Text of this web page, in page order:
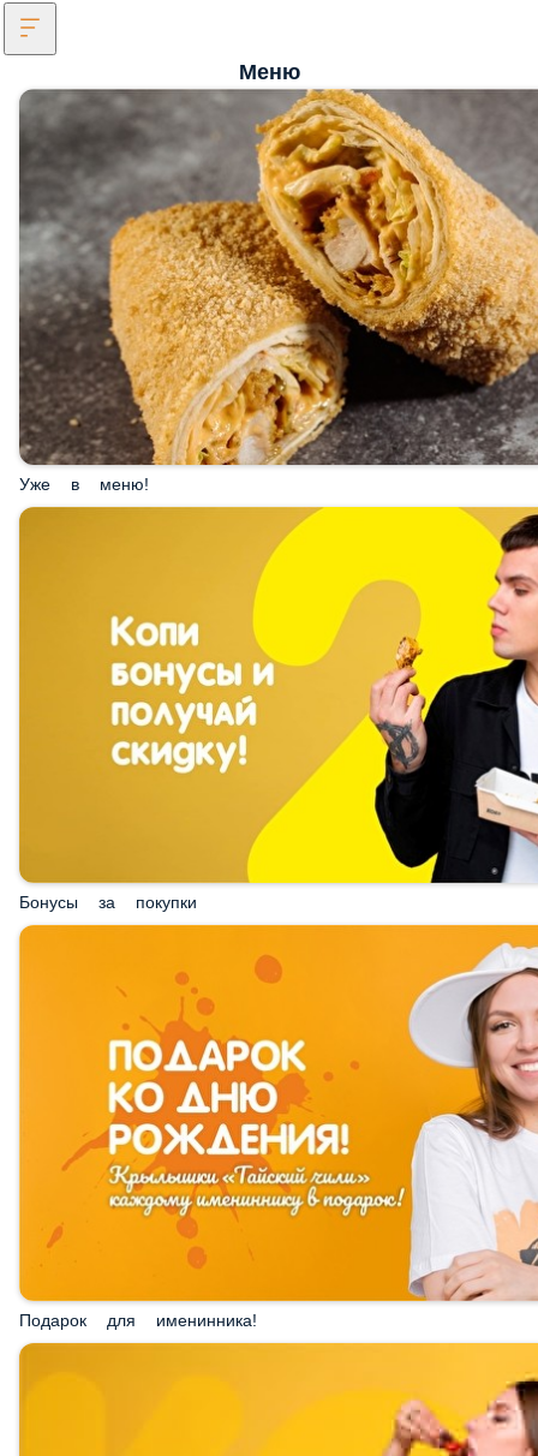
Меню
Уже в меню!
Бонусы за покупки
Подарок для именинника!